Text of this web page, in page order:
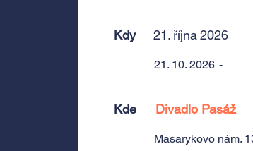
Kdy 21. října 2026
21. 10. 2026 -
Kde Divadlo Pasáž
Masarykovo nám.